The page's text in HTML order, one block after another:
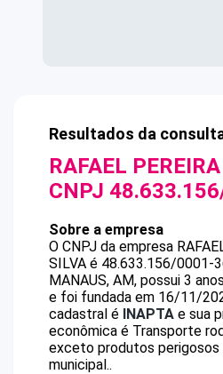
Resultados da
RAFAEL
CNPJ
Sobre a empresa
O CNPJ da empresa
SILVA é 48.633.156/0001-
MANAUS, AM, possui 3
e foi fundada em 16/11/
cadastral é INAPTA e sua
econômica é Transporte
exceto produtos perigosos
municipal..